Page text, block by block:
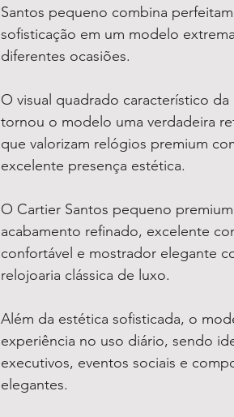
Santos pequeno combina
sofisticação em um modelo
diferentes ocasiões.
O visual quadrado característico da
tornou o modelo uma verdadeira
que valorizam relógios premium
excelente presença estética.
O Cartier Santos pequeno
acabamento refinado, excelente
confortável e mostrador elegante
relojoaria clássica de luxo.
Além da estética sofisticada, o
experiência no uso diário, sendo
executivos, eventos sociais e
elegantes.